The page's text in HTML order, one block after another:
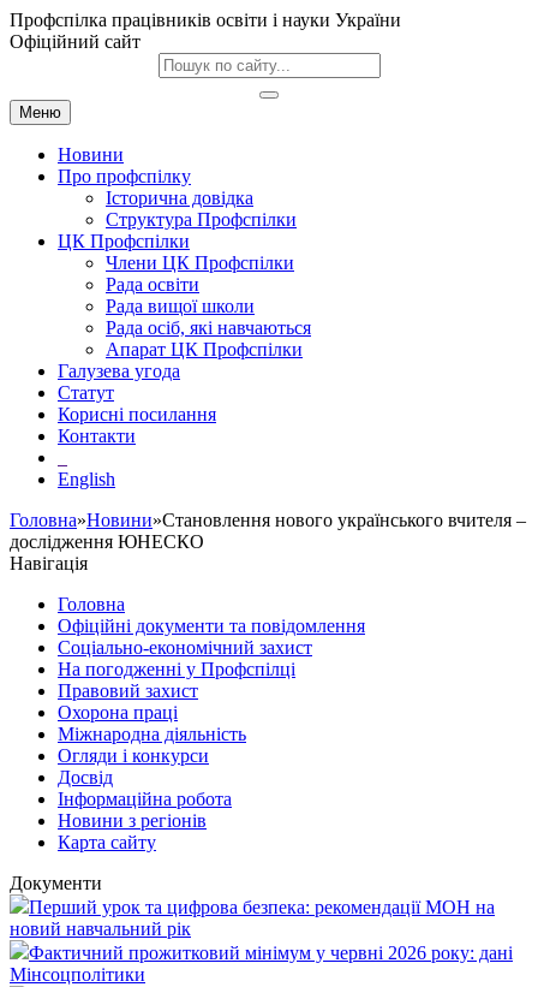
Профспілка працівників освіти і науки України
Офіційний сайт
Меню
Новини
Про профспілку
Історична довідка
Структура Профспілки
ЦК Профспілки
Члени ЦК Профспілки
Рада освіти
Рада вищої школи
Рада осіб, які навчаються
Апарат ЦК Профспілки
Галузева угода
Статут
Корисні посилання
Контакти
English
Головна»Новини»Становлення нового українського вчителя –
дослідження ЮНЕСКО
Навігація
Головна
Офіційні документи та повідомлення
Соціально-економічний захист
На погодженні у Профспілці
Правовий захист
Охорона праці
Міжнародна діяльність
Огляди і конкурси
Досвід
Інформаційна робота
Новини з регіонів
Карта сайту
Документи
Перший урок та цифрова безпека: рекомендації МОН на
новий навчальний рік
Фактичний прожитковий мінімум у червні 2026 року: дані
Мінсоцполітики